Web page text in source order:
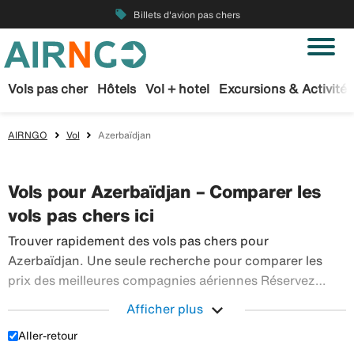
local_offer Billets d'avion pas chers
Vols pas cher Hôtels Vol + hotel Excursions & Activités
AIRNGO Vol Azerbaïdjan
Vols pour Azerbaïdjan – Comparer les
vols pas chers ici
Trouver rapidement des vols pas chers pour
Azerbaïdjan. Une seule recherche pour comparer les
prix des meilleures compagnies aériennes Réservez
notre offre étendue de voyages en avion à destination
du monde entier.
Afficher plus expand_more
Aller-retour